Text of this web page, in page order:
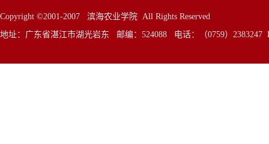
Copyright ©2001-2007 滨海农业学院 All Rights Reserved
地址：广东省湛江市湖光岩东 邮编：524088 电话：（0759）2383247